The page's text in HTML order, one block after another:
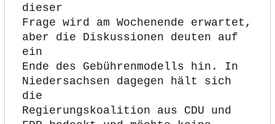
dieser
Frage wird am Wochenende erwartet,
aber die Diskussionen deuten auf
ein
Ende des Gebührenmodells hin. In
Niedersachsen dagegen hält sich
die
Regierungskoalition aus CDU und